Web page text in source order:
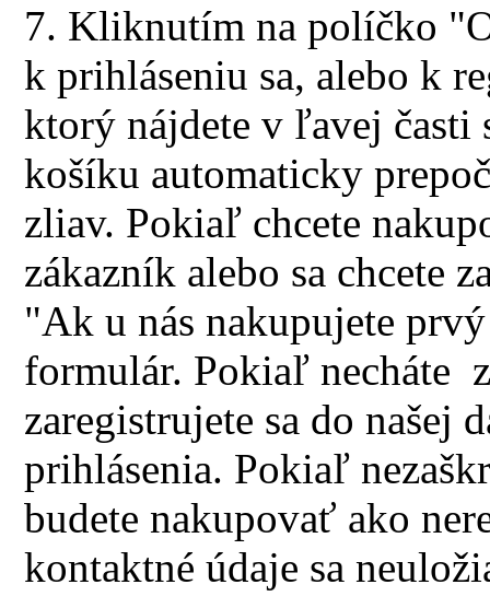
7. Kliknutím na políčko
k prihláseniu sa, alebo k
ktorý nájdete v ľavej časti
košíku automaticky
zliav. Pokiaľ chcete
zákazník alebo sa chcete
"Ak u nás nakupujete
formulár. Pokiaľ necháte
zaregistrujete sa do našej
prihlásenia. Pokiaľ
budete nakupovať ako
kontaktné údaje sa